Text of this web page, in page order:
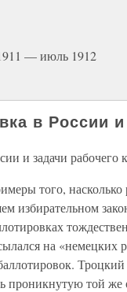
— июль 1912
в России
и задачи рабочего
того,
избирательном
на «немецких
проникнутую той